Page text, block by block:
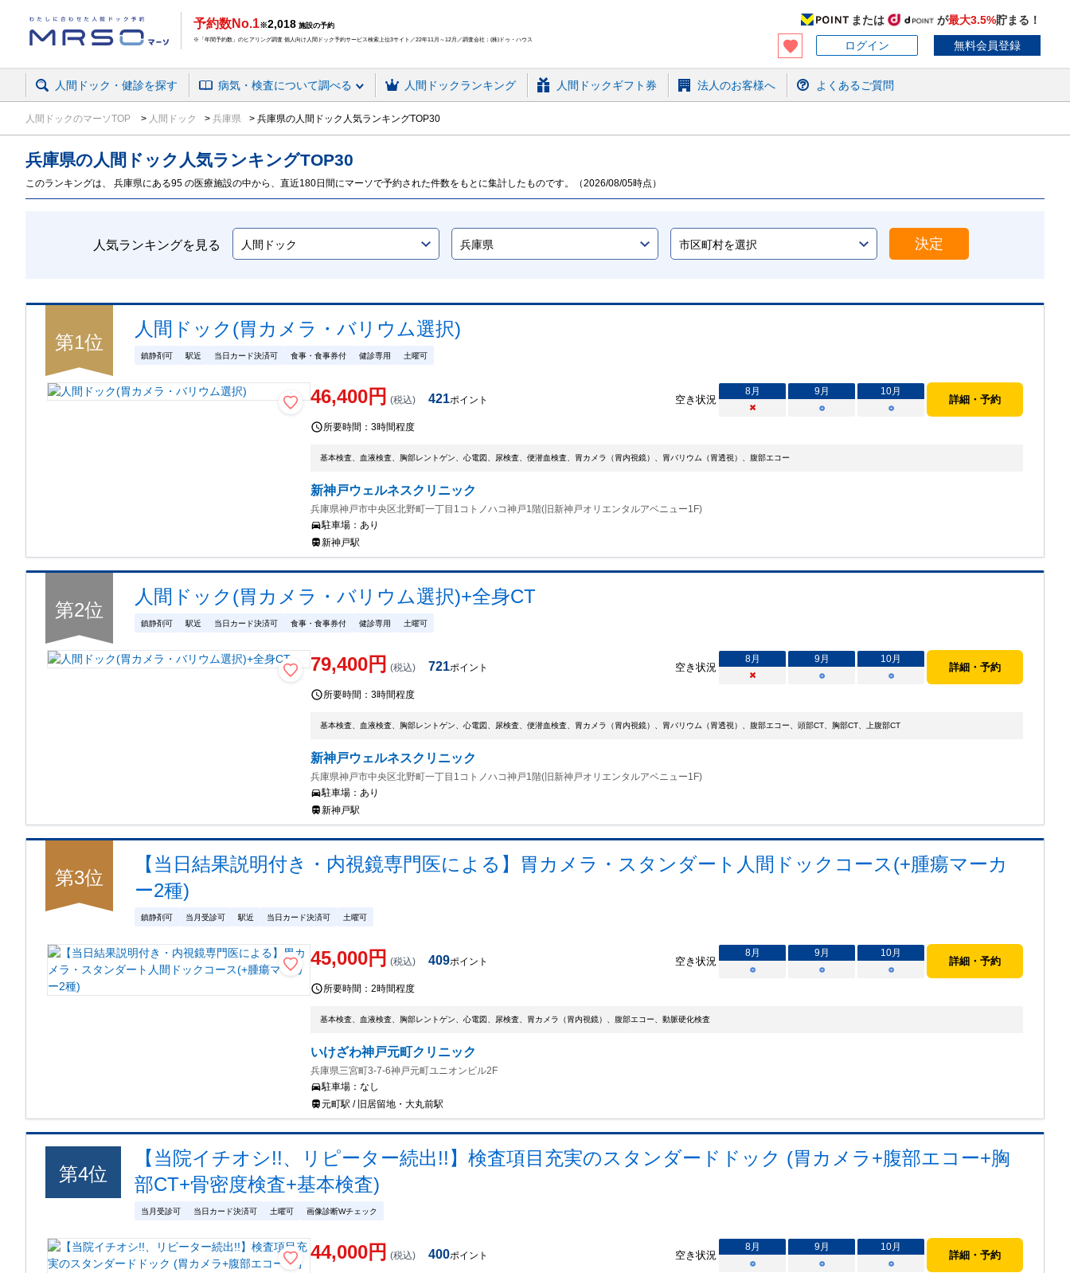
予約数No.1※2,018 施設の予約
※「年間予約数」のヒアリング調査 個人向け人間ドック予約サービス検索上位3サイト／22年11月～12月／調査会社：(株)ドゥ・ハウス
または が最大3.5%貯まる！
ログイン
無料会員登録
人間ドック・健診を探す 病気・検査について調べる 人間ドックランキング 人間ドックギフト券 法人のお客様へ よくあるご質問
人間ドックのマーソTOP 人間ドック 兵庫県 兵庫県の人間ドック人気ランキングTOP30
兵庫県の人間ドック 人気ランキングTOP30
このランキングは、 兵庫県にある95 の医療施設の中から、直近180日間にマーソで予約された件数をもとに集計したものです。（2026/08/05時点）
人気ランキングを見る 決定
第1位
人間ドック(胃カメラ・バリウム選択)
鎮静剤可 駅近 当日カード決済可 食事・食事券付 健診専用 土曜可
46,400円 (税込) 421ポイント 空き状況
8月 9月 10月
×
○ ○
詳細・予約
所要時間：3時間程度
基本検査、血液検査、胸部レントゲン、心電図、尿検査、便潜血検査、胃カメラ（胃内視鏡）、胃バリウム（胃透視）、腹部エコー
新神戸ウェルネスクリニック
兵庫県神戸市中央区北野町一丁目1コトノハコ神戸1階(旧新神戸オリエンタルアベニュー1F)
駐車場：あり
新神戸駅
第2位
人間ドック(胃カメラ・バリウム選択)+全身CT
鎮静剤可 駅近 当日カード決済可 食事・食事券付 健診専用 土曜可
79,400円 (税込) 721ポイント 空き状況
8月 9月 10月
×
○ ○
詳細・予約
所要時間：3時間程度
基本検査、血液検査、胸部レントゲン、心電図、尿検査、便潜血検査、胃カメラ（胃内視鏡）、胃バリウム（胃透視）、腹部エコー、頭部CT、胸部CT、上腹部CT
新神戸ウェルネスクリニック
兵庫県神戸市中央区北野町一丁目1コトノハコ神戸1階(旧新神戸オリエンタルアベニュー1F)
駐車場：あり
新神戸駅
第3位
【当日結果説明付き・内視鏡専門医による】胃カメラ・スタンダート人間ドックコース(+腫瘍マーカ
ー2種)
鎮静剤可 当月受診可 駅近 当日カード決済可 土曜可
45,000円 (税込) 409ポイント 空き状況
8月 9月 10月
○
○ ○
詳細・予約
所要時間：2時間程度
基本検査、血液検査、胸部レントゲン、心電図、尿検査、胃カメラ（胃内視鏡）、腹部エコー、動脈硬化検査
いけざわ神戸元町クリニック
兵庫県三宮町3-7-6神戸元町ユニオンビル2F
駐車場：なし
元町駅 / 旧居留地・大丸前駅
第4位
【当院イチオシ!!、リピーター続出!!】検査項目充実のスタンダードドック (胃カメラ+腹部エコー+胸
部CT+骨密度検査+基本検査)
当月受診可 当日カード決済可 土曜可 画像診断Wチェック
44,000円 (税込) 400ポイント 空き状況
8月 9月 10月
○
○ ○
詳細・予約